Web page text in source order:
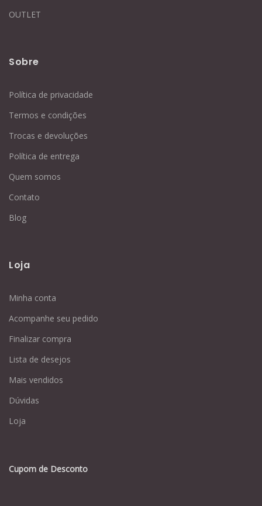
OUTLET
Sobre
Política de privacidade
Termos e condições
Trocas e devoluções
Política de entrega
Quem somos
Contato
Blog
Loja
Minha conta
Acompanhe seu pedido
Finalizar compra
Lista de desejos
Mais vendidos
Dúvidas
Loja
Cupom de Desconto